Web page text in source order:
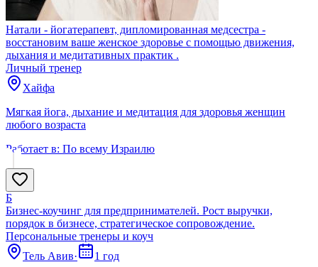
Натали - йогатерапевт, дипломированная медсестра -
восстановим ваше женское здоровье с помощью движения,
дыхания и медитативных практик .
Личный тренер
Хайфа
Мягкая йога, дыхание и медитация для здоровья женщин
любого возраста
Работает в: По всему Израилю
Б
Бизнес-коучинг для предпринимателей. Рост выручки,
порядок в бизнесе, стратегическое сопровождение.
Персональные тренеры и коуч
Тель Авив·
1 год